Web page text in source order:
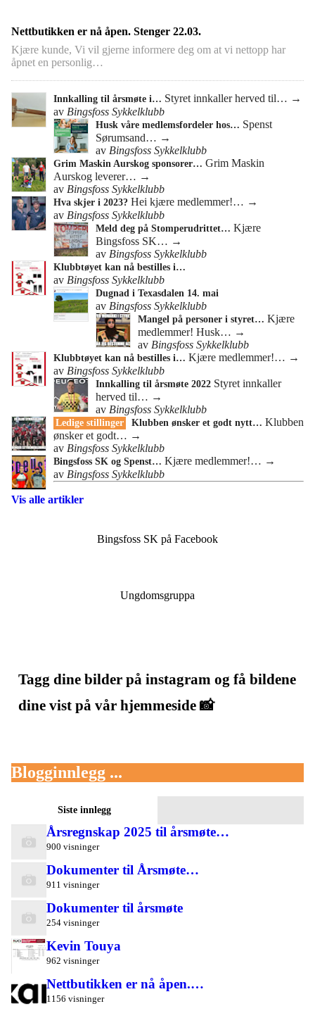
Nettbutikken er nå åpen. Stenger 22.03.
Kjære kunde, Vi vil gjerne informere deg om at vi nettopp har
åpnet en personlig…
Innkalling til årsmøte i… Styret innkaller herved til… →
av Bingsfoss Sykkelklubb
Husk våre medlemsfordeler hos… Spenst
Sørumsand… →
av Bingsfoss Sykkelklubb
Grim Maskin Aurskog sponsorer… Grim Maskin
Aurskog leverer… →
av Bingsfoss Sykkelklubb
Hva skjer i 2023? Hei kjære medlemmer!… →
av Bingsfoss Sykkelklubb
Meld deg på Stomperudrittet… Kjære
Bingsfoss SK… →
av Bingsfoss Sykkelklubb
Klubbtøyet kan nå bestilles i…
av Bingsfoss Sykkelklubb
Dugnad i Texasdalen 14. mai
av Bingsfoss Sykkelklubb
Mangel på personer i styret… Kjære
medlemmer! Husk… →
av Bingsfoss Sykkelklubb
Klubbtøyet kan nå bestilles i… Kjære medlemmer!… →
av Bingsfoss Sykkelklubb
Innkalling til årsmøte 2022 Styret innkaller
herved til… →
av Bingsfoss Sykkelklubb
Ledige stillinger Klubben ønsker et godt nytt… Klubben
ønsker et godt… →
av Bingsfoss Sykkelklubb
Bingsfoss SK og Spenst… Kjære medlemmer!… →
av Bingsfoss Sykkelklubb
Vis alle artikler
Bingsfoss SK på Facebook
Ungdomsgruppa
Tagg dine bilder på instagram og få bildene
dine vist på vår hjemmeside 📸
Blogginnlegg ...
Siste innlegg
Årsregnskap 2025 til årsmøte…
900 visninger
Dokumenter til Årsmøte…
911 visninger
Dokumenter til årsmøte
254 visninger
Kevin Touya
962 visninger
Nettbutikken er nå åpen.…
1156 visninger